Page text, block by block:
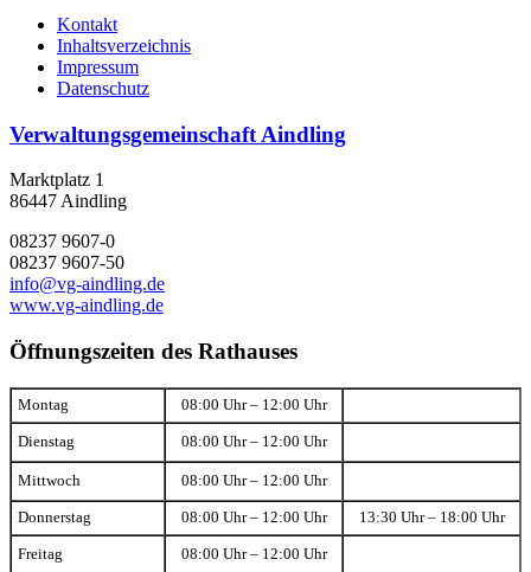
Kontakt
Inhaltsverzeichnis
Impressum
Datenschutz
Verwaltungsgemeinschaft Aindling
Marktplatz 1
86447 Aindling
08237 9607-0
08237 9607-50
info@vg-aindling.de
www.vg-aindling.de
Öffnungszeiten des Rathauses
Montag 08:00 Uhr – 12:00 Uhr
Dienstag 08:00 Uhr – 12:00 Uhr
Mittwoch 08:00 Uhr – 12:00 Uhr
Donnerstag 08:00 Uhr – 12:00 Uhr 13:30 Uhr – 18:00 Uhr
Freitag 08:00 Uhr – 12:00 Uhr